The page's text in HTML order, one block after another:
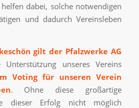
dabei, solche notwendigen
und dadurch Vereinsleben
gilt der Pfalzwerke AG
unseres Vereins
Voting für unseren Verein
. Ohne diese großartige
dieser Erfolg nicht möglich